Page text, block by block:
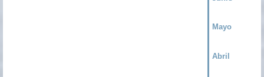
Mayo
Abril